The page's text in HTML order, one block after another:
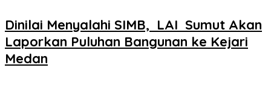
Dinilai Menyalahi SIMB, LAI Sumut Akan
Laporkan Puluhan Bangunan ke Kejari
Medan